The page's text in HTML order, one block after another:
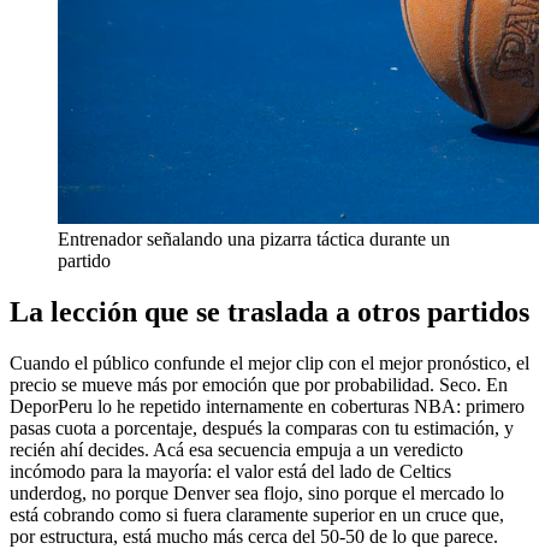
Entrenador señalando una pizarra táctica durante un
partido
La lección que se traslada a otros partidos
Cuando el público confunde el mejor clip con el mejor pronóstico, el
precio se mueve más por emoción que por probabilidad. Seco. En
DeporPeru lo he repetido internamente en coberturas NBA: primero
pasas cuota a porcentaje, después la comparas con tu estimación, y
recién ahí decides. Acá esa secuencia empuja a un veredicto
incómodo para la mayoría: el valor está del lado de Celtics
underdog, no porque Denver sea flojo, sino porque el mercado lo
está cobrando como si fuera claramente superior en un cruce que,
por estructura, está mucho más cerca del 50-50 de lo que parece.